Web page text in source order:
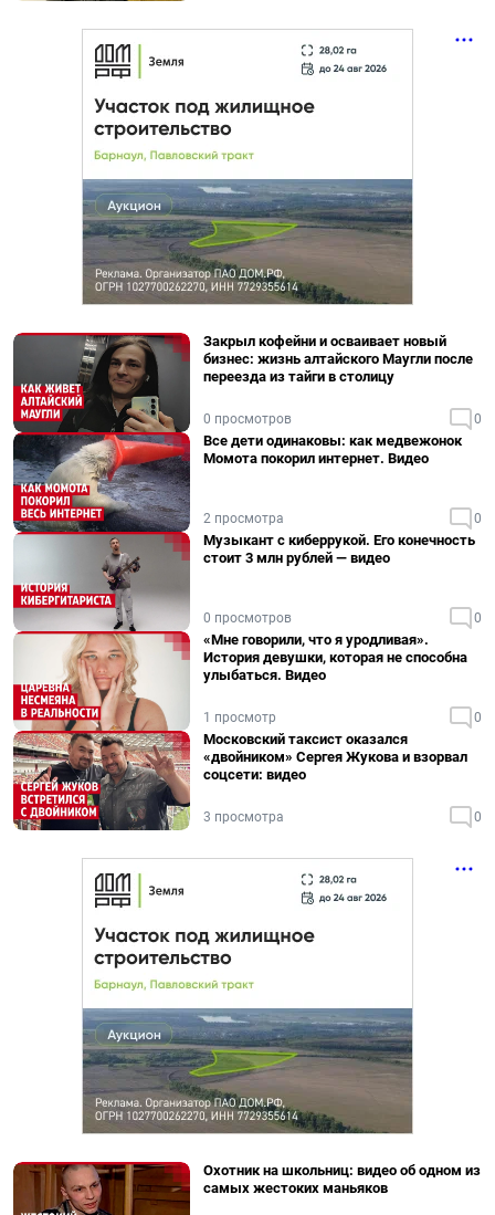
Закрыл кофейни и осваивает новый
бизнес: жизнь алтайского Маугли после
переезда из тайги в столицу
0 просмотров 0
Все дети одинаковы: как медвежонок
Момота покорил интернет. Видео
2 просмотра 0
Музыкант с киберрукой. Его конечность
стоит 3 млн рублей — видео
0 просмотров 0
«Мне говорили, что я уродливая».
История девушки, которая не способна
улыбаться. Видео
1 просмотр 0
Московский таксист оказался
«двойником» Сергея Жукова и взорвал
соцсети: видео
3 просмотра 0
Охотник на школьниц: видео об одном из
самых жестоких маньяков